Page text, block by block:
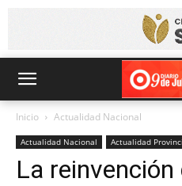
Inicio Actualidad Nacional
Actualidad Nacional Actualidad
La reinvención